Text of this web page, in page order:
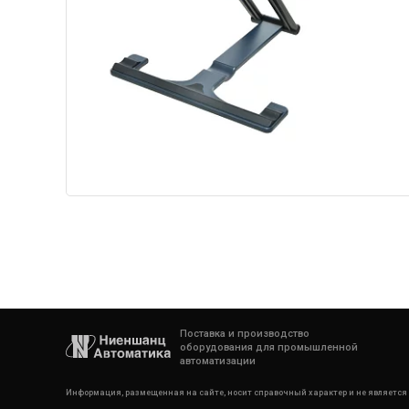
Поставка и производство
оборудования для промышленной
автоматизации
Информация, размещенная на сайте, носит справочный характер и не является